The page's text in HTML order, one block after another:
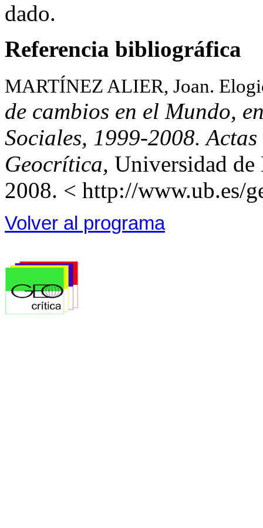
dado.
Referencia bibliográfica
MARTÍNEZ ALIER, Joan.
de cambios en el Mundo,
Sociales, 1999-2008.
Geocrítica, Universidad de
2008. < http://www.ub.es/
Volver al programa